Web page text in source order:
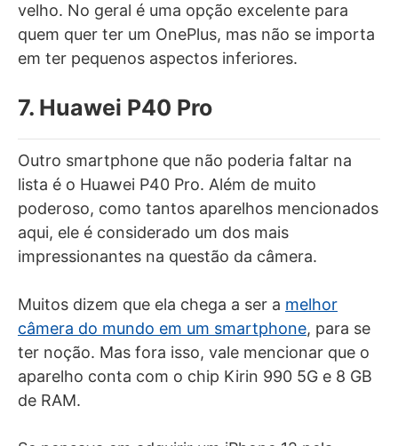
velho. No geral é uma opção excelente para
quem quer ter um OnePlus, mas não se importa
em ter pequenos aspectos inferiores.
7. Huawei P40 Pro
Outro smartphone que não poderia faltar na
lista é o Huawei P40 Pro. Além de muito
poderoso, como tantos aparelhos mencionados
aqui, ele é considerado um dos mais
impressionantes na questão da câmera.
Muitos dizem que ela chega a ser a melhor
câmera do mundo em um smartphone, para se
ter noção. Mas fora isso, vale mencionar que o
aparelho conta com o chip Kirin 990 5G e 8 GB
de RAM.